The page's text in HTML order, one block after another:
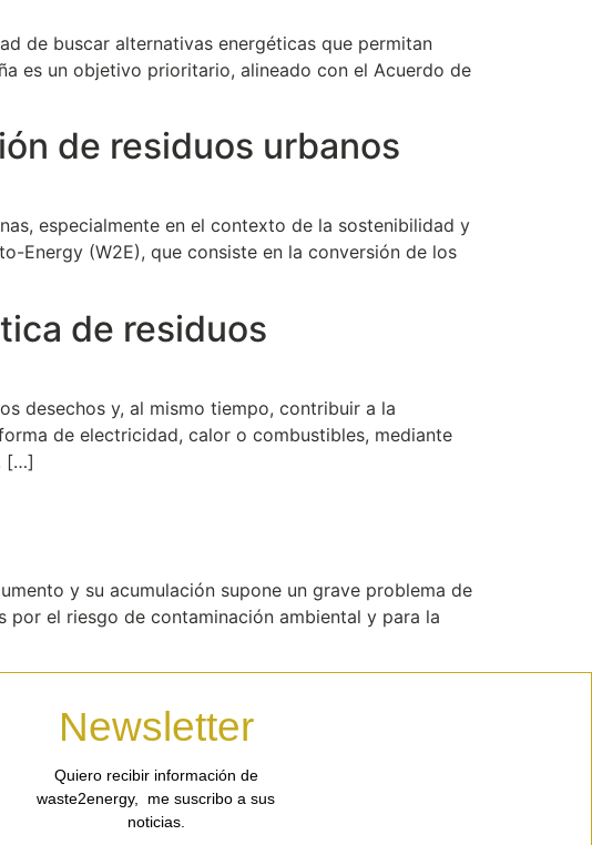
de buscar alternativas energéticas que permitan
es un objetivo prioritario, alineado con el Acuerdo de
de residuos urbanos
especialmente en el contexto de la sostenibilidad y
Energy (W2E), que consiste en la conversión de los
de residuos
desechos y, al mismo tiempo, contribuir a la
de electricidad, calor o combustibles, mediante
[…]
y su acumulación supone un grave problema de
el riesgo de contaminación ambiental y para la
Newsletter
Quiero recibir información de
waste2energy, me suscribo a sus
noticias.